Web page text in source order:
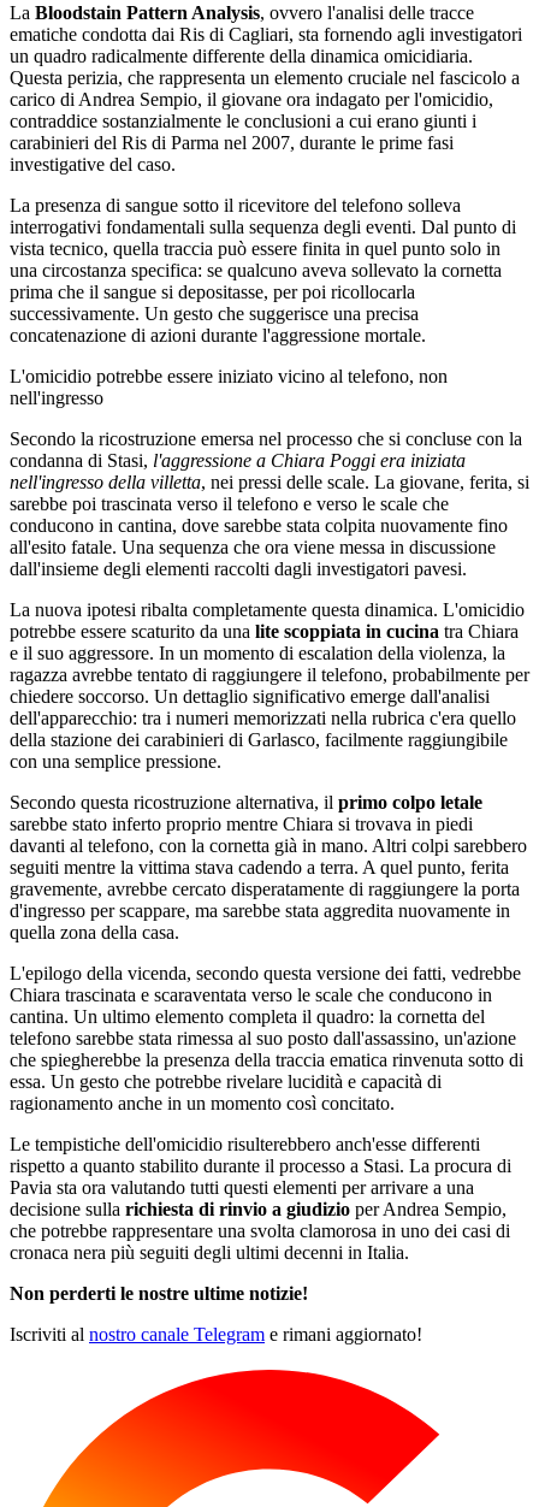
La Bloodstain Pattern Analysis, ovvero l'analisi delle tracce
ematiche condotta dai Ris di Cagliari, sta fornendo agli investigatori
un quadro radicalmente differente della dinamica omicidiaria.
Questa perizia, che rappresenta un elemento cruciale nel fascicolo a
carico di Andrea Sempio, il giovane ora indagato per l'omicidio,
contraddice sostanzialmente le conclusioni a cui erano giunti i
carabinieri del Ris di Parma nel 2007, durante le prime fasi
investigative del caso.
La presenza di sangue sotto il ricevitore del telefono solleva
interrogativi fondamentali sulla sequenza degli eventi. Dal punto di
vista tecnico, quella traccia può essere finita in quel punto solo in
una circostanza specifica: se qualcuno aveva sollevato la cornetta
prima che il sangue si depositasse, per poi ricollocarla
successivamente. Un gesto che suggerisce una precisa
concatenazione di azioni durante l'aggressione mortale.
L'omicidio potrebbe essere iniziato vicino al telefono, non
nell'ingresso
Secondo la ricostruzione emersa nel processo che si concluse con la
condanna di Stasi, l'aggressione a Chiara Poggi era iniziata
nell'ingresso della villetta, nei pressi delle scale. La giovane, ferita, si
sarebbe poi trascinata verso il telefono e verso le scale che
conducono in cantina, dove sarebbe stata colpita nuovamente fino
all'esito fatale. Una sequenza che ora viene messa in discussione
dall'insieme degli elementi raccolti dagli investigatori pavesi.
La nuova ipotesi ribalta completamente questa dinamica. L'omicidio
potrebbe essere scaturito da una lite scoppiata in cucina tra Chiara
e il suo aggressore. In un momento di escalation della violenza, la
ragazza avrebbe tentato di raggiungere il telefono, probabilmente per
chiedere soccorso. Un dettaglio significativo emerge dall'analisi
dell'apparecchio: tra i numeri memorizzati nella rubrica c'era quello
della stazione dei carabinieri di Garlasco, facilmente raggiungibile
con una semplice pressione.
Secondo questa ricostruzione alternativa, il primo colpo letale
sarebbe stato inferto proprio mentre Chiara si trovava in piedi
davanti al telefono, con la cornetta già in mano. Altri colpi sarebbero
seguiti mentre la vittima stava cadendo a terra. A quel punto, ferita
gravemente, avrebbe cercato disperatamente di raggiungere la porta
d'ingresso per scappare, ma sarebbe stata aggredita nuovamente in
quella zona della casa.
L'epilogo della vicenda, secondo questa versione dei fatti, vedrebbe
Chiara trascinata e scaraventata verso le scale che conducono in
cantina. Un ultimo elemento completa il quadro: la cornetta del
telefono sarebbe stata rimessa al suo posto dall'assassino, un'azione
che spiegherebbe la presenza della traccia ematica rinvenuta sotto di
essa. Un gesto che potrebbe rivelare lucidità e capacità di
ragionamento anche in un momento così concitato.
Le tempistiche dell'omicidio risulterebbero anch'esse differenti
rispetto a quanto stabilito durante il processo a Stasi. La procura di
Pavia sta ora valutando tutti questi elementi per arrivare a una
decisione sulla richiesta di rinvio a giudizio per Andrea Sempio,
che potrebbe rappresentare una svolta clamorosa in uno dei casi di
cronaca nera più seguiti degli ultimi decenni in Italia.
Non perderti le nostre ultime notizie!
Iscriviti al nostro canale Telegram e rimani aggiornato!